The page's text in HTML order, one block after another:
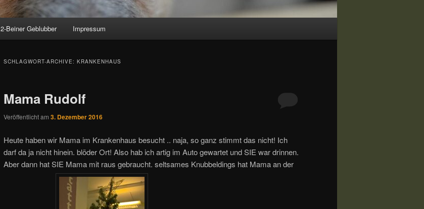
2-Beiner Geblubber Impressum
SCHLAGWORT-ARCHIVE: KRANKENHAUS
Mama Rudolf
Veröffentlicht am 3. Dezember 2016
Heute haben wir Mama im Krankenhaus besucht .. naja, so ganz stimmt das nicht! Ich
darf da ja nicht hinein. blöder Ort! Also hab ich artig im Auto gewartet und SIE war drinnen.
Aber dann hat SIE Mama mit raus gebraucht. seltsames Knubbeldings hat Mama an der